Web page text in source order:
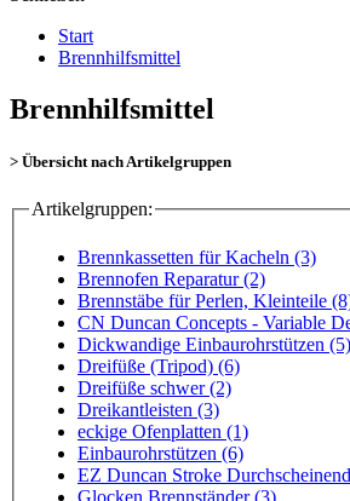
Start
Brennhilfsmittel
Brennhilfsmittel
> Übersicht nach Artikelgruppen
Artikelgruppen:
Brennkassetten für Kacheln (3)
Brennofen Reparatur (2)
Brennstäbe für Perlen, Kleinteile
CN Duncan Concepts - Variable
Dickwandige Einbaurohrstützen (5)
Dreifüße (Tripod) (6)
Dreifüße schwer (2)
Dreikantleisten (3)
eckige Ofenplatten (1)
Einbaurohrstützen (6)
EZ Duncan Stroke
Glocken Brennständer (3)